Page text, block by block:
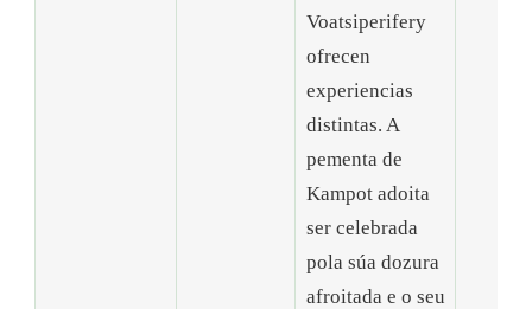
Voatsiperifery
ofrecen
experiencias
distintas. A
pementa de
Kampot adoita
ser celebrada
pola súa dozura
afroitada e o seu